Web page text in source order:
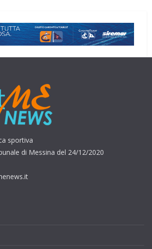
sportiva
di Messina del 24/12/2020